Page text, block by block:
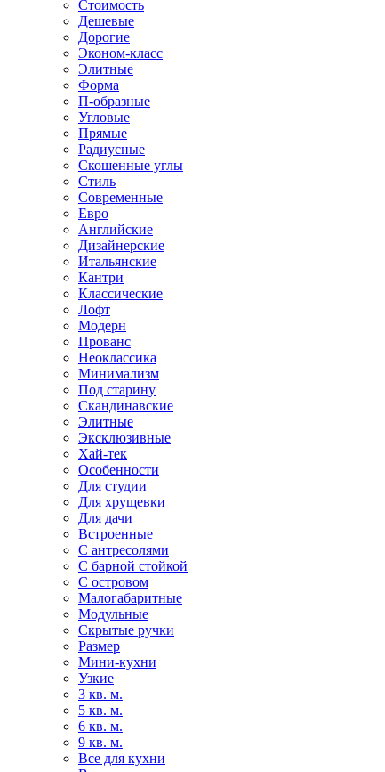
Стоимость
Дешевые
Дорогие
Эконом-класс
Элитные
Форма
П-образные
Угловые
Прямые
Радиусные
Скошенные углы
Стиль
Современные
Евро
Английские
Дизайнерские
Итальянские
Кантри
Классические
Лофт
Модерн
Прованс
Неоклассика
Минимализм
Под старину
Скандинавские
Элитные
Эксклюзивные
Хай-тек
Особенности
Для студии
Для хрущевки
Для дачи
Встроенные
С антресолями
С барной стойкой
С островом
Малогабаритные
Модульные
Скрытые ручки
Размер
Мини-кухни
Узкие
3 кв. м.
5 кв. м.
6 кв. м.
9 кв. м.
Все для кухни